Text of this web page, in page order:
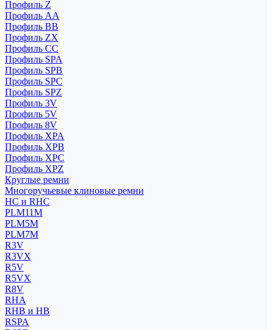
Профиль Z
Профиль АА
Профиль BB
Профиль ZX
Профиль CC
Профиль SPA
Профиль SPB
Профиль SPC
Профиль SPZ
Профиль 3V
Профиль 5V
Профиль 8V
Профиль XPA
Профиль XPB
Профиль XPC
Профиль XPZ
Круглые ремни
Многоручьевые клиновые ремни
HC и RHC
PLM11M
PLM5M
PLM7M
R3V
R3VX
R5V
R5VX
R8V
RHA
RHB и HB
RSPA